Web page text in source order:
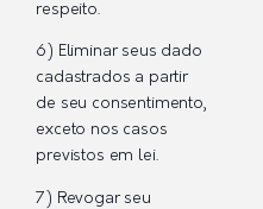
respeito.
6) Eliminar seus dado
cadastrados a partir
de seu consentimento,
exceto nos casos
previstos em lei.
7) Revogar seu